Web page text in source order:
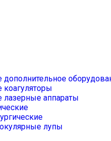
дополнительное
коагуляторы
лазерные аппараты
лупы